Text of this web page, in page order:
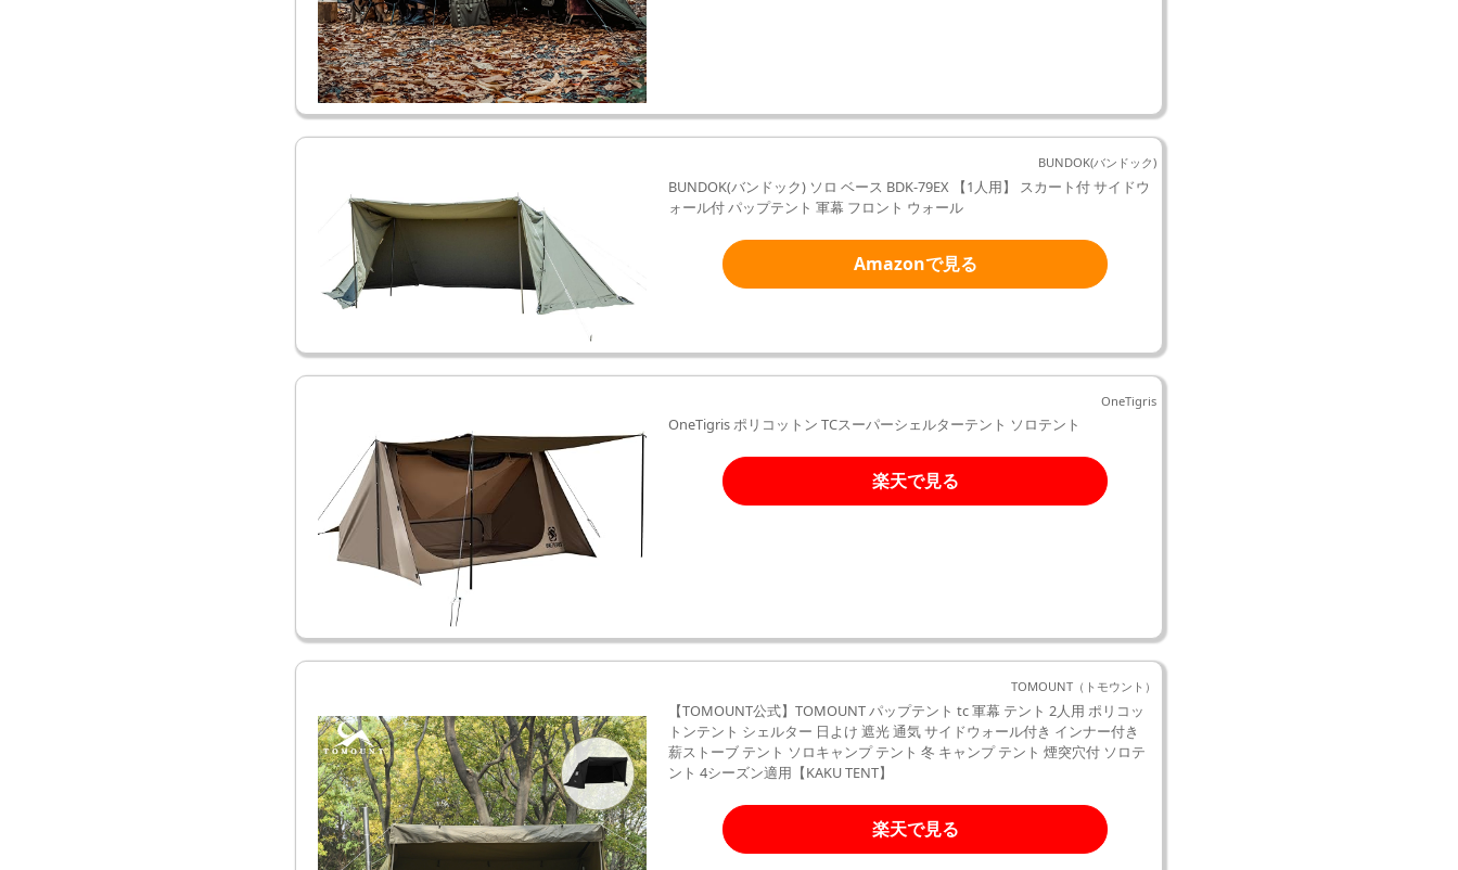
BUNDOK(バンドック)
BUNDOK(バンドック) ソロ ベース BDK-79EX 【1人用】 スカート付 サイドウ
ォール付 パップテント 軍幕 フロント ウォール
Amazonで見る
OneTigris
OneTigris ポリコットン TCスーパーシェルターテント ソロテント
楽天で見る
TOMOUNT（トモウント）
【TOMOUNT公式】TOMOUNT パップテント tc 軍幕 テント 2人用 ポリコッ
トンテント シェルター 日よけ 遮光 通気 サイドウォール付き インナー付き
薪ストーブ テント ソロキャンプ テント 冬 キャンプ テント 煙突穴付 ソロテ
ント 4シーズン適用【KAKU TENT】
楽天で見る